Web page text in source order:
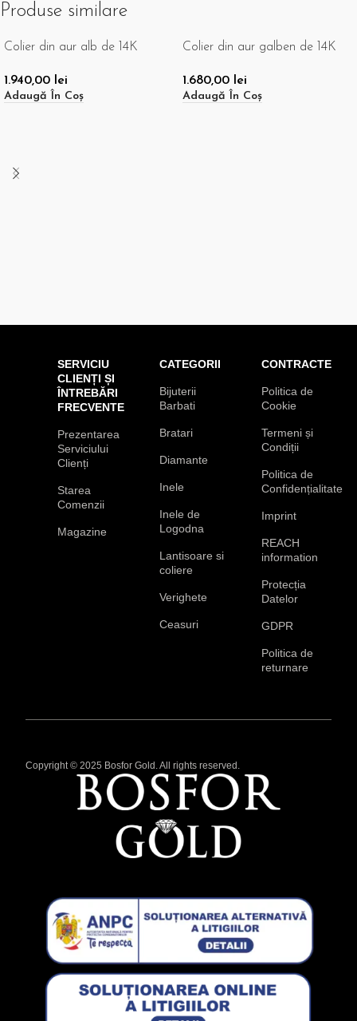
Produse similare
Colier din aur alb de 14K
1.940,00 lei
Adaugă În Coș
Colier din aur galben de 14K
1.680,00 lei
Adaugă În Coș
SERVICIU
CLIENȚI ȘI
ÎNTREBĂRI
FRECVENTE
Prezentarea
Serviciului
Clienți
Starea
Comenzii
Magazine
CATEGORII
Bijuterii
Barbati
Bratari
Diamante
Inele
Inele de
Logodna
Lantisoare si
coliere
Verighete
Ceasuri
CONTRACTE
Politica de
Cookie
Termeni și
Condiții
Politica de
Confidențialitate
Imprint
REACH
information
Protecția
Datelor
GDPR
Politica de
returnare
Copyright © 2025 Bosfor Gold. All rights reserved.